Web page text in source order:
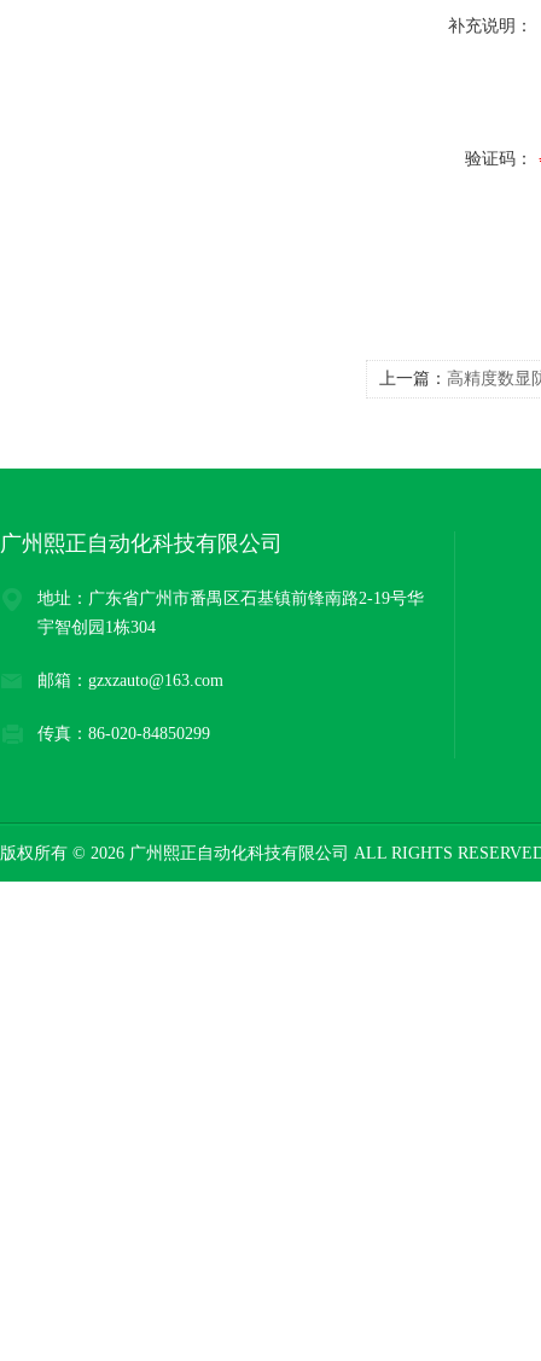
补充说明：
验证码：
上一篇： 高精度数显
广州熙正自动化科技有限公司
地址：广东省广州市番禺区石基镇前锋南路2-19号华
宇智创园1栋304
邮箱：gzxzauto@163.com
传真：86-020-84850299
版权所有 © 2026 广州熙正自动化科技有限公司 ALL RIGHTS